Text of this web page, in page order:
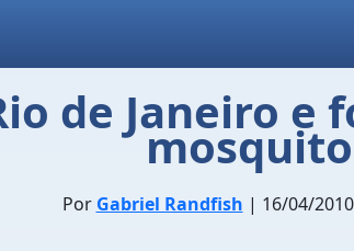
de Janeiro
Por Gabriel Randfish | 16/04/